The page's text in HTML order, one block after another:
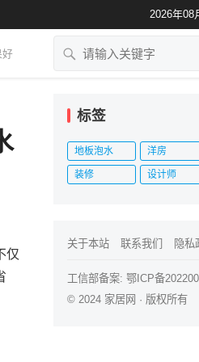
2026年08
好
仅
标签
地板泡水 洋房
装修 设计师
关于本站 联系我们 隐私
工信部备案: 鄂ICP备
© 2024 家居网 · 版权所有